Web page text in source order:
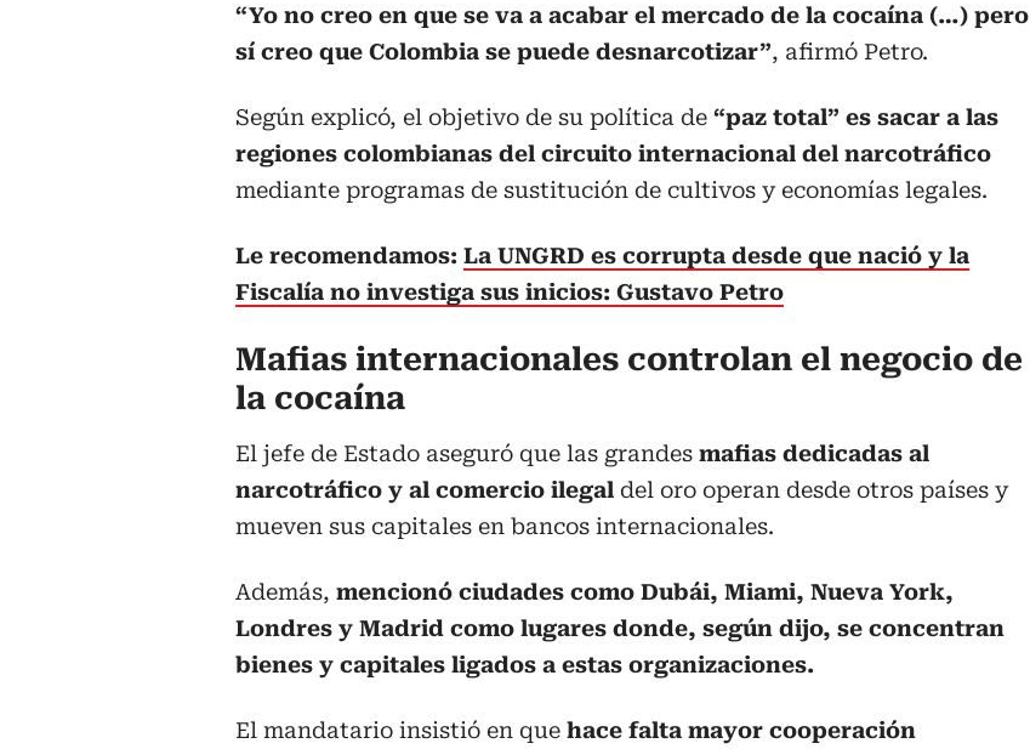
“Yo no creo en que se va a acabar el mercado de la cocaína (…) pero
sí creo que Colombia se puede desnarcotizar”, afirmó Petro.
Según explicó, el objetivo de su política de “paz total” es sacar a las
regiones colombianas del circuito internacional del narcotráfico
mediante programas de sustitución de cultivos y economías legales.
Le recomendamos: La UNGRD es corrupta desde que nació y la
Fiscalía no investiga sus inicios: Gustavo Petro
Mafias internacionales controlan el negocio de
la cocaína
El jefe de Estado aseguró que las grandes mafias dedicadas al
narcotráfico y al comercio ilegal del oro operan desde otros países y
mueven sus capitales en bancos internacionales.
Además, mencionó ciudades como Dubái, Miami, Nueva York,
Londres y Madrid como lugares donde, según dijo, se concentran
bienes y capitales ligados a estas organizaciones.
El mandatario insistió en que hace falta mayor cooperación